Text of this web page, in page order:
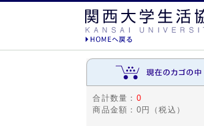
合計数量： 0
商品金額： 0円（税込）